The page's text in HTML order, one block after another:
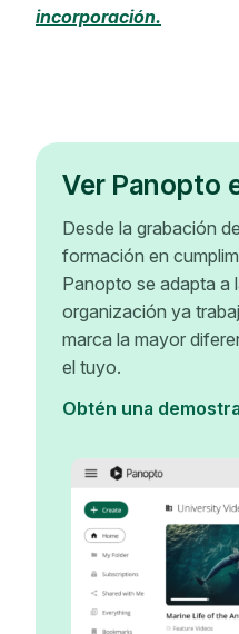
incorporación.
Ver Panopto
Desde la grabación
formación en
Panopto se adapta a
organización ya
marca la mayor
el tuyo.
Obtén una